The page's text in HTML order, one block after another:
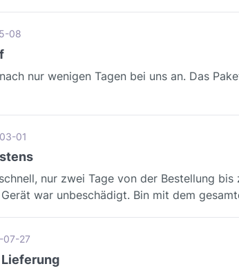
von 4 von 5 Sternen
08
nur wenigen Tagen bei uns an. Das
von 5 von 5 Sternen
01
nur zwei Tage von der Bestellung bis
war unbeschädigt. Bin mit dem
von 4 von 5 Sternen
07-27